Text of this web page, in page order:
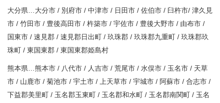
大分県…大分市 / 別府市 / 中津市 / 日田市 / 佐伯市 / 臼杵市/ 津久見
市 / 竹田市 / 豊後高田市 / 杵築市 / 宇佐市 / 豊後大野市 / 由布市 /
国東市 / 速見郡 / 速見郡日出町 / 玖珠郡 / 玖珠郡九重町 / 玖珠郡玖
珠町 / 東国東郡 / 東国東郡姫島村
熊本県…熊本市 / 八代市 / 人吉市 / 荒尾市 / 水俣市 / 玉名市 / 天草
市 / 山鹿市 / 菊池市 / 宇土市 / 上天草市 / 宇城市 / 阿蘇市 / 合志市 /
下益郡美里町 / 玉名郡玉東町 / 玉名郡和水町 / 玉名郡南関町 / 玉名